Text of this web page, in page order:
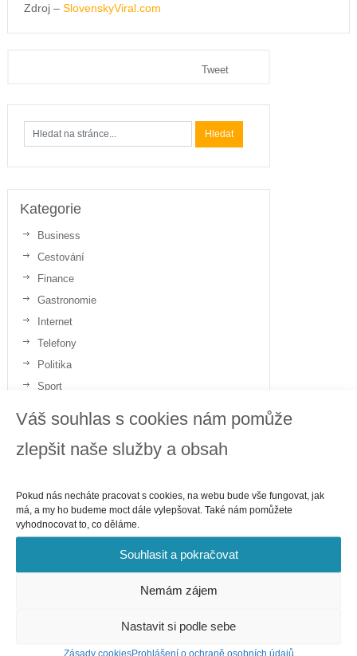
Váš souhlas s cookies nám pomůže
zlepšit naše služby a obsah
Pokud nás necháte pracovat s cookies, na webu bude vše fungovat, jak
má, a my ho budeme moct dále vylepšovat. Také nám pomůžete
vyhodnocovat to, co děláme.
Souhlasit a pokračovat
Nemám zájem
Nastavit si podle sebe
Zásady cookiesProhlášení o ochraně osobních údajů
Zdroj – SlovenskyViral.com
Tweet
Kategorie
Business
Cestování
Finance
Gastronomie
Internet
Telefony
Politika
Sport
Nejnovější příspěvky
Jak řídí byznys čeští stavaři, architekti